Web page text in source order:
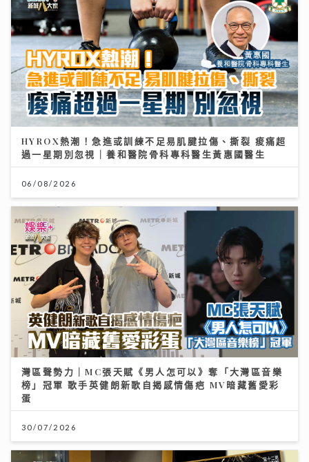
HYROX熱潮！急進或訓練不足易肌腱拉傷、撕裂 痠痛超
過一星期別忽視｜養和醫院骨科專科醫生黃惠國醫生
06/08/2026
灣區聲勢力｜MC張天賦《男人怎可以》奪「大灣區音樂
榜」冠軍 歌手英健朗新歌自揭感情傷疤 MV暗藏舊愛彩
蛋
30/07/2026